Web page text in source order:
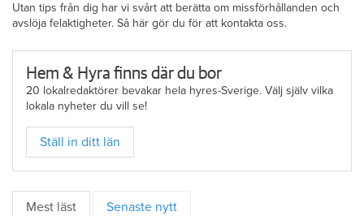
Utan tips från dig har vi svårt att berätta om missförhållanden och
avslöja felaktigheter. Så här gör du för att kontakta oss.
Hem & Hyra finns där du bor
20 lokalredaktörer bevakar hela hyres-Sverige. Välj själv vilka
lokala nyheter du vill se!
Ställ in ditt län
Mest läst Senaste nytt